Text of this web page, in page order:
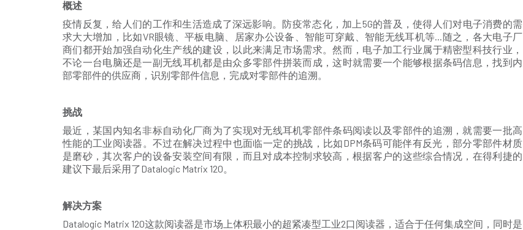
概述
疫情反复，给人们的工作和生活造成了深远影响。防疫常态化，加上5G的普及，使得人们对电子消费的需
求大大增加，比如VR眼镜、平板电脑、居家办公设备、智能可穿戴、智能无线耳机等...随之，各大电子厂
商们都开始加强自动化生产线的建设，以此来满足市场需求。然而，电子加工行业属于精密型科技行业，
不论一台电脑还是一副无线耳机都是由众多零部件拼装而成，这时就需要一个能够根据条码信息，找到内
部零部件的供应商，识别零部件信息，完成对零部件的追溯。
挑战
最近，某国内知名非标自动化厂商为了实现对无线耳机零部件条码阅读以及零部件的追溯，就需要一批高
性能的工业阅读器。不过在解决过程中也面临一定的挑战，比如DPM条码可能伴有反光，部分零部件材质
是磨砂，其次客户的设备安装空间有限，而且对成本控制求较高，根据客户的这些综合情况，在得利捷的
建议下最后采用了Datalogic Matrix 120。
解决方案
Datalogic Matrix 120这款阅读器是市场上体积最小的超紧凑型工业2口阅读器，适合于任何集成空间，同时是